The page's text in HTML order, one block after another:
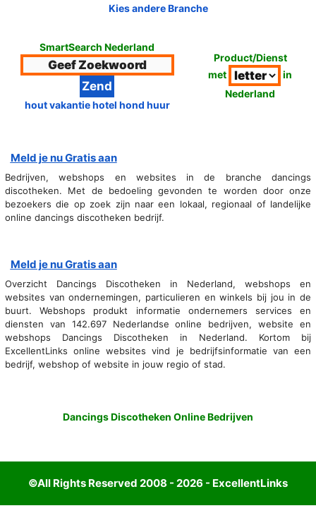
Kies andere Branche
SmartSearch Nederland
hout vakantie hotel hond huur
Product/Dienst
met
in
Nederland
Meld je nu Gratis aan
Bedrijven, webshops en websites in de branche dancings
discotheken. Met de bedoeling gevonden te worden door onze
bezoekers die op zoek zijn naar een lokaal, regionaal of landelijke
online dancings discotheken bedrijf.
Meld je nu Gratis aan
Overzicht Dancings Discotheken in Nederland, webshops en
websites van ondernemingen, particulieren en winkels bij jou in de
buurt. Webshops produkt informatie ondernemers services en
diensten van 142.697 Nederlandse online bedrijven, website en
webshops Dancings Discotheken in Nederland. Kortom bij
ExcellentLinks online websites vind je bedrijfsinformatie van een
bedrijf, webshop of website in jouw regio of stad.
Dancings Discotheken Online Bedrijven
©All Rights Reserved 2008 - 2026 - ExcellentLinks